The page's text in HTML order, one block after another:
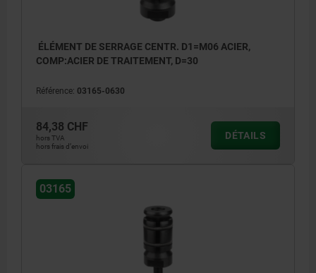
ÉLÉMENT DE SERRAGE CENTR. D1=M06 ACIER,
COMP:ACIER DE TRAITEMENT, D=30
Référence: 03165-0630
84,38 CHF
hors TVA
hors frais d’envoi
DÉTAILS
03165